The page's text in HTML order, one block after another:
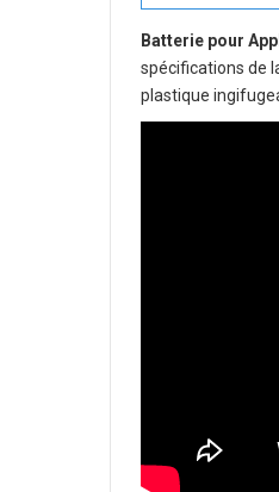
Batterie pour
spécifications de
plastique